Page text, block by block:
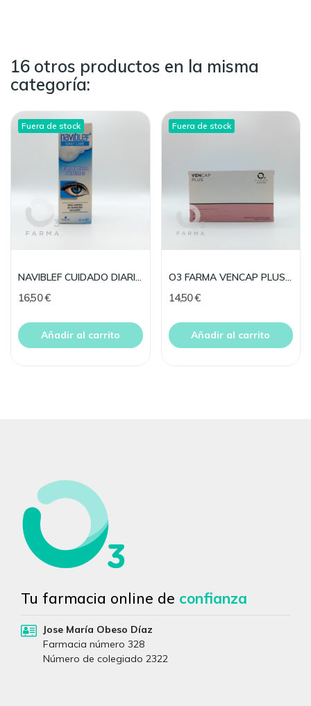
16 otros productos en la misma
categoría:
Fuera de stock
NAVIBLEF CUIDADO DIARIO ESPUMA 50 ML
16,50 €
Añadir al carrito
Fuera de stock
O3 FARMA VENCAP PLUS 30 CAP
14,50 €
Añadir al carrito
Tu farmacia online de confianza
Jose María Obeso Díaz
Farmacia número 328
Número de colegiado 2322